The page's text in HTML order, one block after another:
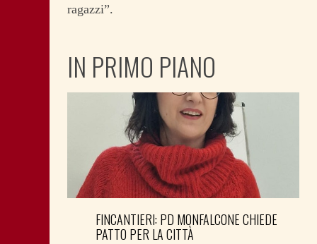
ragazzi”.
IN PRIMO PIANO
FINCANTIERI: PD MONFALCONE CHIEDE
PATTO PER LA CITTÀ